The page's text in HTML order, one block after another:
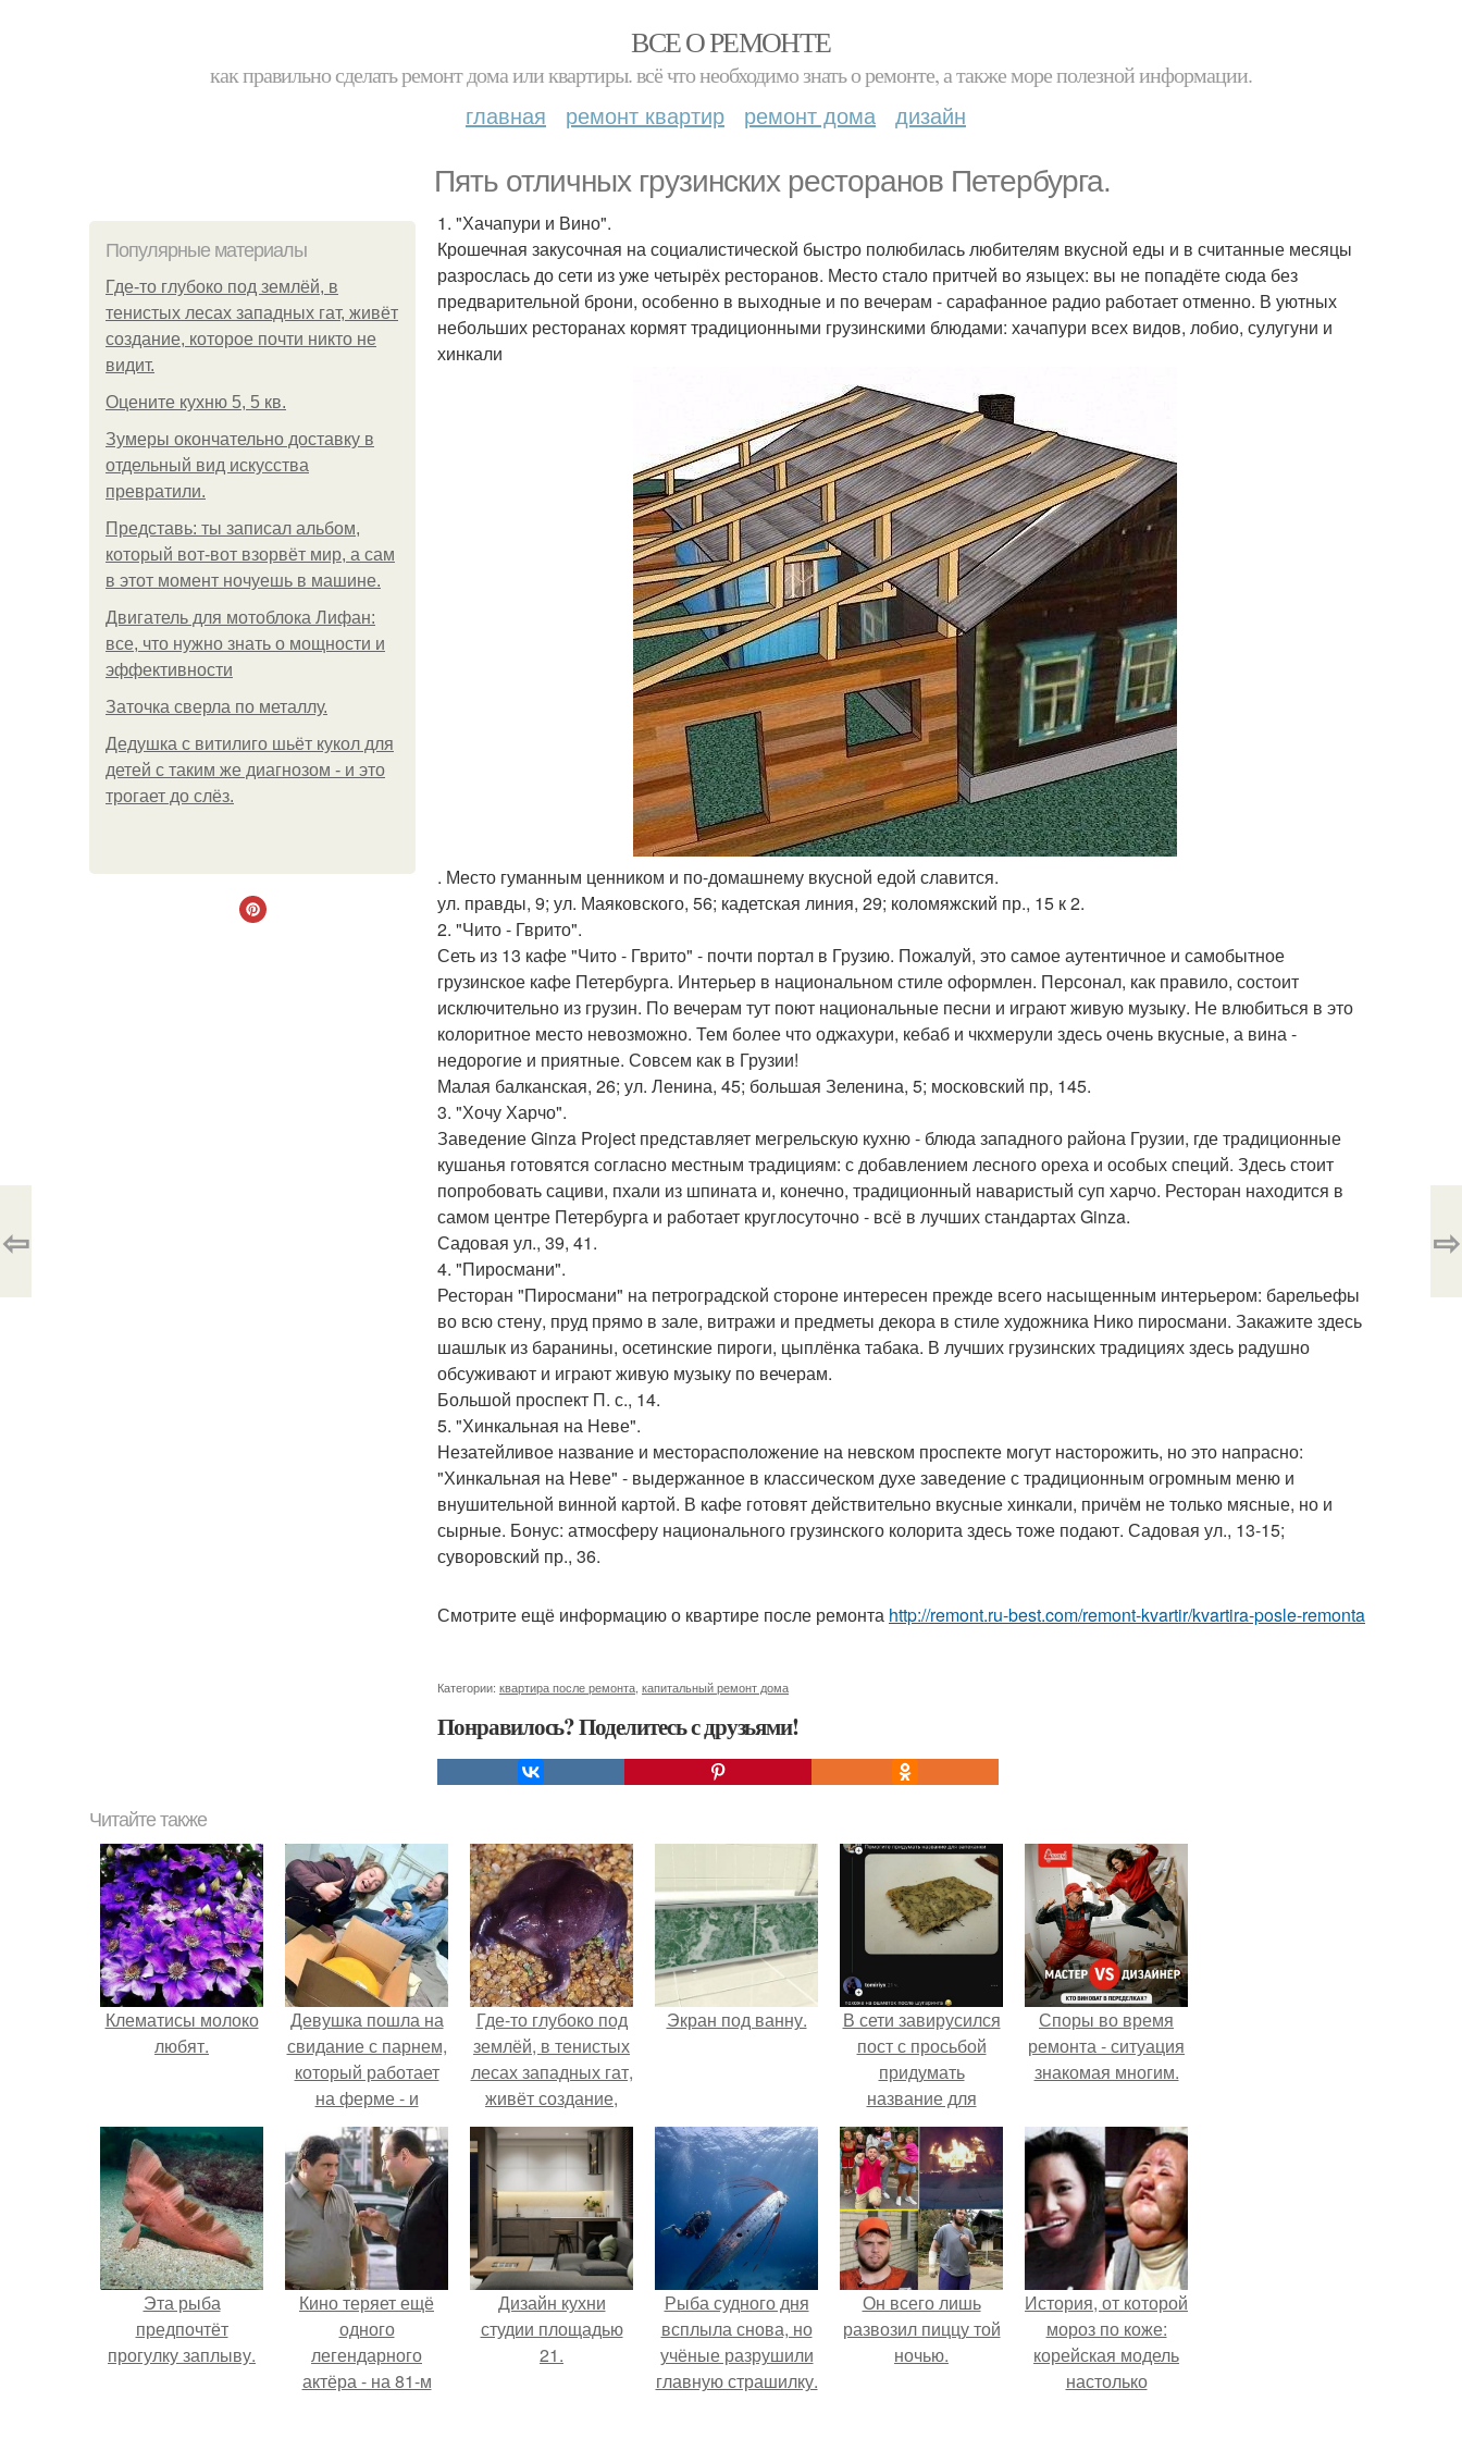
ВСЕ О РЕМОНТЕ
как правильно сделать ремонт дома или квартиры. всё что необходимо знать о ремонте, а также море полезной информации.
главная ремонт квартир ремонт дома дизайн
Пять отличных грузинских ресторанов Петербурга.
Популярные материалы
Где-то глубоко под землёй, в
тенистых лесах западных гат, живёт
создание, которое почти никто не
видит.
Оцените кухню 5, 5 кв.
Зумеры окончательно доставку в
отдельный вид искусства
превратили.
Представь: ты записал альбом,
который вот-вот взорвёт мир, а сам
в этот момент ночуешь в машине.
Двигатель для мотоблока Лифан:
все, что нужно знать о мощности и
эффективности
Заточка сверла по металлу.
Дедушка с витилиго шьёт кукол для
детей с таким же диагнозом - и это
трогает до слёз.
1. "Хачапури и Вино".
Крошечная закусочная на социалистической быстро полюбилась любителям вкусной еды и в считанные месяцы
разрослась до сети из уже четырёх ресторанов. Место стало притчей во языцех: вы не попадёте сюда без
предварительной брони, особенно в выходные и по вечерам - сарафанное радио работает отменно. В уютных
небольших ресторанах кормят традиционными грузинскими блюдами: хачапури всех видов, лобио, сулугуни и
хинкали
. Место гуманным ценником и по-домашнему вкусной едой славится.
ул. правды, 9; ул. Маяковского, 56; кадетская линия, 29; коломяжский пр., 15 к 2.
2. "Чито - Гврито".
Сеть из 13 кафе "Чито - Гврито" - почти портал в Грузию. Пожалуй, это самое аутентичное и самобытное
грузинское кафе Петербурга. Интерьер в национальном стиле оформлен. Персонал, как правило, состоит
исключительно из грузин. По вечерам тут поют национальные песни и играют живую музыку. Не влюбиться в это
колоритное место невозможно. Тем более что оджахури, кебаб и чкхмерули здесь очень вкусные, а вина -
недорогие и приятные. Совсем как в Грузии!
Малая балканская, 26; ул. Ленина, 45; большая Зеленина, 5; московский пр, 145.
3. "Хочу Харчо".
Заведение Ginza Project представляет мегрельскую кухню - блюда западного района Грузии, где традиционные
кушанья готовятся согласно местным традициям: с добавлением лесного ореха и особых специй. Здесь стоит
попробовать сациви, пхали из шпината и, конечно, традиционный наваристый суп харчо. Ресторан находится в
самом центре Петербурга и работает круглосуточно - всё в лучших стандартах Ginza.
Садовая ул., 39, 41.
4. "Пиросмани".
Ресторан "Пиросмани" на петроградской стороне интересен прежде всего насыщенным интерьером: барельефы
во всю стену, пруд прямо в зале, витражи и предметы декора в стиле художника Нико пиросмани. Закажите здесь
шашлык из баранины, осетинские пироги, цыплёнка табака. В лучших грузинских традициях здесь радушно
обсуживают и играют живую музыку по вечерам.
Большой проспект П. с., 14.
5. "Хинкальная на Неве".
Незатейливое название и месторасположение на невском проспекте могут насторожить, но это напрасно:
"Хинкальная на Неве" - выдержанное в классическом духе заведение с традиционным огромным меню и
внушительной винной картой. В кафе готовят действительно вкусные хинкали, причём не только мясные, но и
сырные. Бонус: атмосферу национального грузинского колорита здесь тоже подают. Садовая ул., 13-15;
суворовский пр., 36.
Смотрите ещё информацию о квартире после ремонта http://remont.ru-best.com/remont-kvartir/kvartira-posle-remonta
Категории: квартира после ремонта капитальный ремонт дома
Понравилось? Поделитесь с друзьями!
⇦ ⇨
Читайте также
Клематисы молоко
любят.
Девушка пошла на
свидание с парнем,
который работает
на ферме - и
вернулась домой с
подарком, который
точно не влезет в
дамскую сумочку.
Где-то глубоко под
землёй, в тенистых
лесах западных гат,
живёт создание,
которое почти никто
не видит.
Экран под ванну.
В сети завирусился
пост с просьбой
придумать
название для
домашней
запеканки.
Споры во время
ремонта - ситуация
знакомая многим.
Эта рыба
предпочтёт
прогулку заплыву.
Кино теряет ещё
одного
легендарного
актёра - на 81-м
Дизайн кухни
студии площадью
21.
Рыба судного дня
всплыла снова, но
учёные разрушили
главную страшилку.
Он всего лишь
развозил пиццу той
ночью.
История, от которой
мороз по коже:
корейская модель
настолько